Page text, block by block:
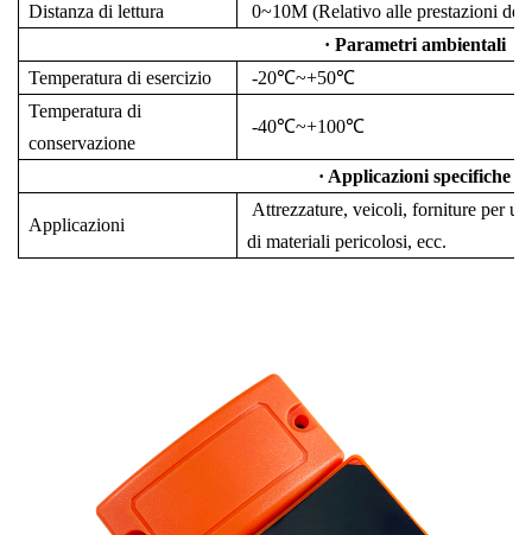
Distanza di lettura
0~10M (Relativo alle prestazioni
· Parametri ambientali
Temperatura di esercizio
-20℃~+50℃
Temperatura di
conservazione
-40℃~+100℃
· Applicazioni specifiche
Applicazioni
Attrezzature, veicoli, forniture per
di materiali pericolosi, ecc.